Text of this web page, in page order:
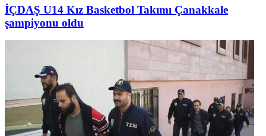
İÇDAŞ U14 Kız Basketbol Takımı Çanakkale
şampiyonu oldu